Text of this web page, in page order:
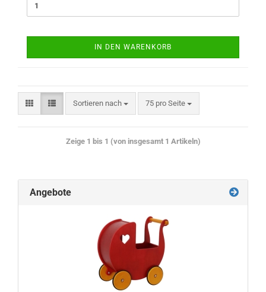
IN DEN WARENKORB
Sortieren nach 75 pro Seite
Zeige 1 bis 1 (von insgesamt 1 Artikeln)
Angebote